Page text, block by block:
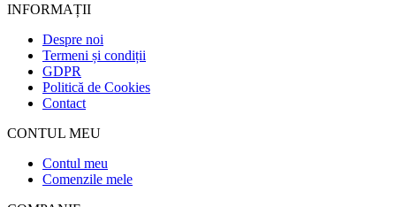
INFORMAȚII
Despre noi
Termeni și condiții
GDPR
Politică de Cookies
Contact
CONTUL MEU
Contul meu
Comenzile mele